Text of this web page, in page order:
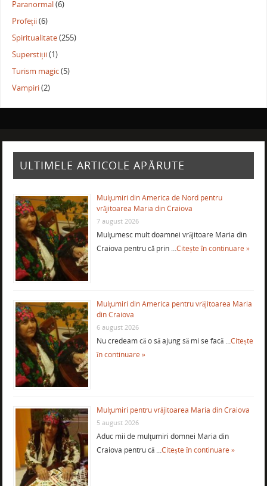
Paranormal(6)
Profeții(6)
Spiritualitate(255)
Superstiții(1)
Turism magic(5)
Vampiri(2)
ULTIMELE ARTICOLE APĂRUTE
Mulţumiri din America de Nord pentru
vrăjitoarea Maria din Craiova
7 august 2026
Mulţumesc mult doamnei vrăjitoare Maria din
Craiova pentru că prin …Citește în continuare »
Mulţumiri din America pentru vrăjitoarea Maria
din Craiova
6 august 2026
Nu credeam că o să ajung să mi se facă …Citește
în continuare »
Mulţumiri pentru vrăjitoarea Maria din Craiova
5 august 2026
Aduc mii de mulţumiri domnei Maria din
Craiova pentru că …Citește în continuare »